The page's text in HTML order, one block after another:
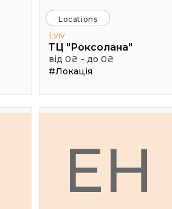
Locations
Lviv
ТЦ "Роксолана"
від 0₴ - до 0₴
#Локація
EH